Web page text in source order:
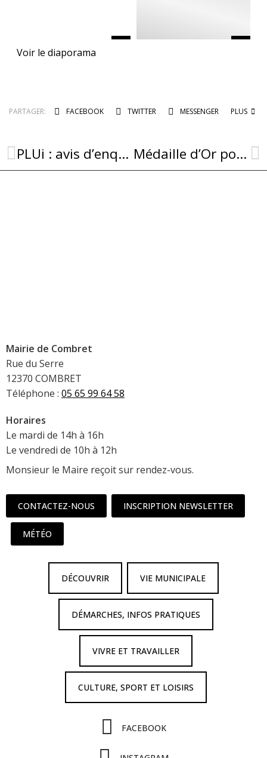
Voir le diaporama
PARTAGER: FACEBOOK TWITTER MESSENGER PLUS
PLUi : avis d’enquête publique unique Médaille d’Or pour la Tomme du Rougier
Mairie de Combret
Rue du Serre
12370 COMBRET
Téléphone : 05 65 99 64 58
Horaires
Le mardi de 14h à 16h
Le vendredi de 10h à 12h
Monsieur le Maire reçoit sur rendez-vous.
CONTACTEZ-NOUS INSCRIPTION NEWSLETTER
MÉTÉO
DÉCOUVRIR VIE MUNICIPALE
DÉMARCHES, INFOS PRATIQUES
VIVRE ET TRAVAILLER
CULTURE, SPORT ET LOISIRS
FACEBOOK